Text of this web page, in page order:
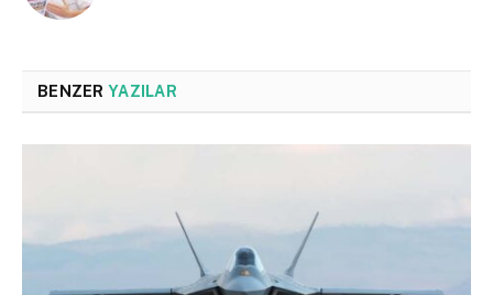
BENZER YAZILAR